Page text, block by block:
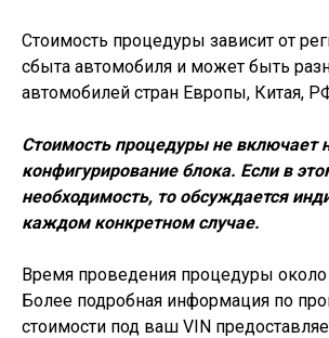
Стоимость процедуры зависит от
сбыта автомобиля и может быть
автомобилей стран Европы, Китая,
Стоимость процедуры не включает
конфигурирование блока. Если в
необходимость, то обсуждается
каждом конкретном случае.
Время проведения процедуры
Более подробная информация по
стоимости под ваш VIN